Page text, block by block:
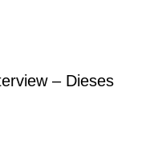
– Dieses